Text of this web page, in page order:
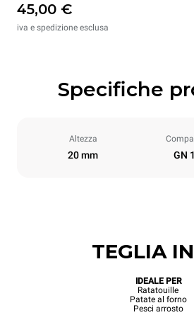
45,00 €
iva e spedizione esclusa
Specifiche
Altezza
20 mm GN
TEGLIA
IDEALE PER
Ratatouille
Patate al forno
Pesci arrosto